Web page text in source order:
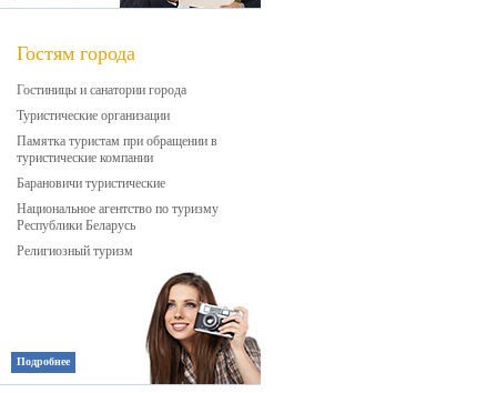
Гостям города
Гостиницы и санатории города
Туристические организации
Памятка туристам при обращении в
туристические компании
Барановичи туристические
Национальное агентство по туризму
Республики Беларусь
Религиозный туризм
Подробнее